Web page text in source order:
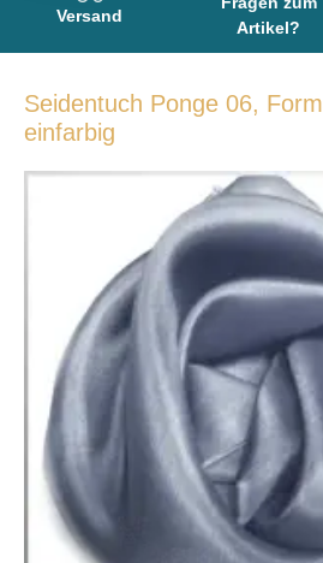
Versand
Artikel?
Seidentuch Ponge 06,
einfarbig